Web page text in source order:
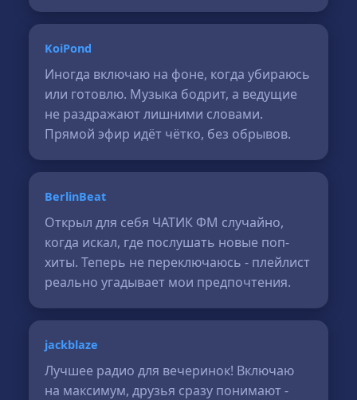
KoiPond
Иногда включаю на фоне, когда убираюсь
или готовлю. Музыка бодрит, а ведущие
не раздражают лишними словами.
Прямой эфир идёт чётко, без обрывов.
BerlinBeat
Открыл для себя ЧАТИК ФМ случайно,
когда искал, где послушать новые поп-
хиты. Теперь не переключаюсь - плейлист
реально угадывает мои предпочтения.
jackblaze
Лучшее радио для вечеринок! Включаю
на максимум, друзья сразу понимают -